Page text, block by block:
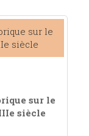
sur le
siècle